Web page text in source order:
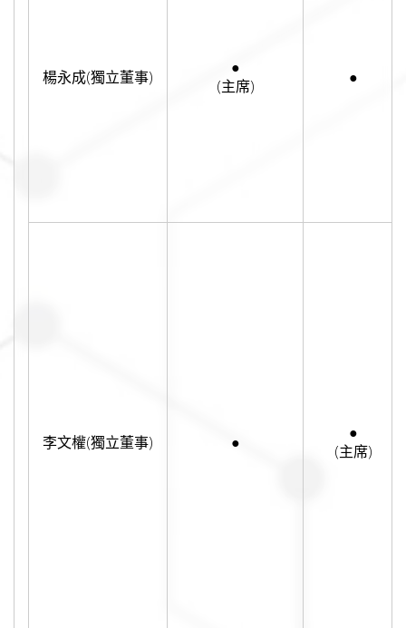
楊永成(獨立董事)
●
(主席)
●
李文權(獨立董事) ●
●
(主席)